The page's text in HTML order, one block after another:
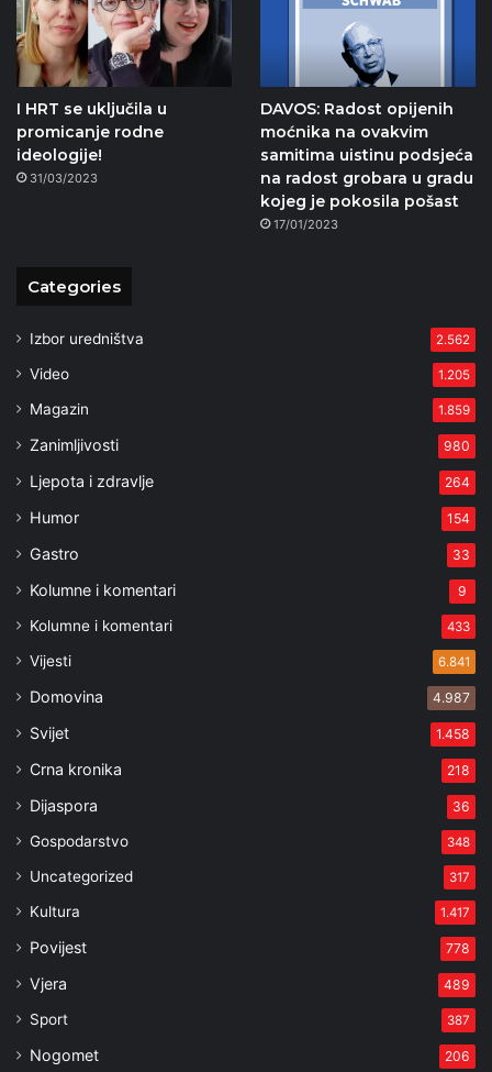
I HRT se uključila u
promicanje rodne
ideologije!
31/03/2023
DAVOS: Radost opijenih
moćnika na ovakvim
samitima uistinu podsjeća
na radost grobara u gradu
kojeg je pokosila pošast
17/01/2023
Categories
Izbor uredništva 2.562
Video 1.205
Magazin 1.859
Zanimljivosti 980
Ljepota i zdravlje 264
Humor 154
Gastro 33
Kolumne i komentari 9
Kolumne i komentari 433
Vijesti 6.841
Domovina 4.987
Svijet 1.458
Crna kronika 218
Dijaspora 36
Gospodarstvo 348
Uncategorized 317
Kultura 1.417
Povijest 778
Vjera 489
Sport 387
Nogomet 206